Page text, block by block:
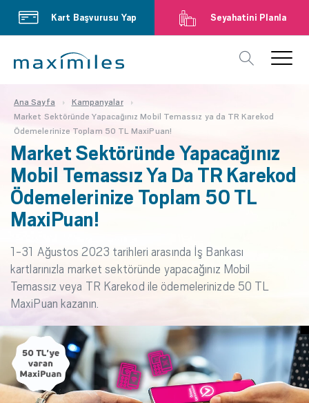
Kart Başvurusu Yap Seyahatini Planla
Ana Sayfa
Kampanyalar
Market Sektöründe Yapacağınız Mobil Temassız ya da TR Karekod
Ödemelerinize Toplam 50 TL MaxiPuan!
Market Sektöründe Yapacağınız
Mobil Temassız Ya Da TR Karekod
Ödemelerinize Toplam 50 TL
MaxiPuan!
1-31 Ağustos 2023 tarihleri arasında İş Bankası
kartlarınızla market sektöründe yapacağınız Mobil
Temassız veya TR Karekod ile ödemelerinizde 50 TL
MaxiPuan kazanın.